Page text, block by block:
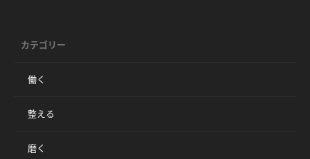
カテゴリー
働く
整える
磨く